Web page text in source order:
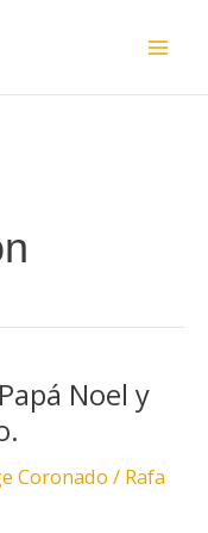
Noel y
Coronado / Rafa